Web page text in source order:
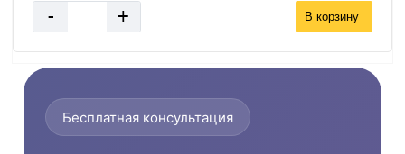
- + В корзину
Бесплатная консультация